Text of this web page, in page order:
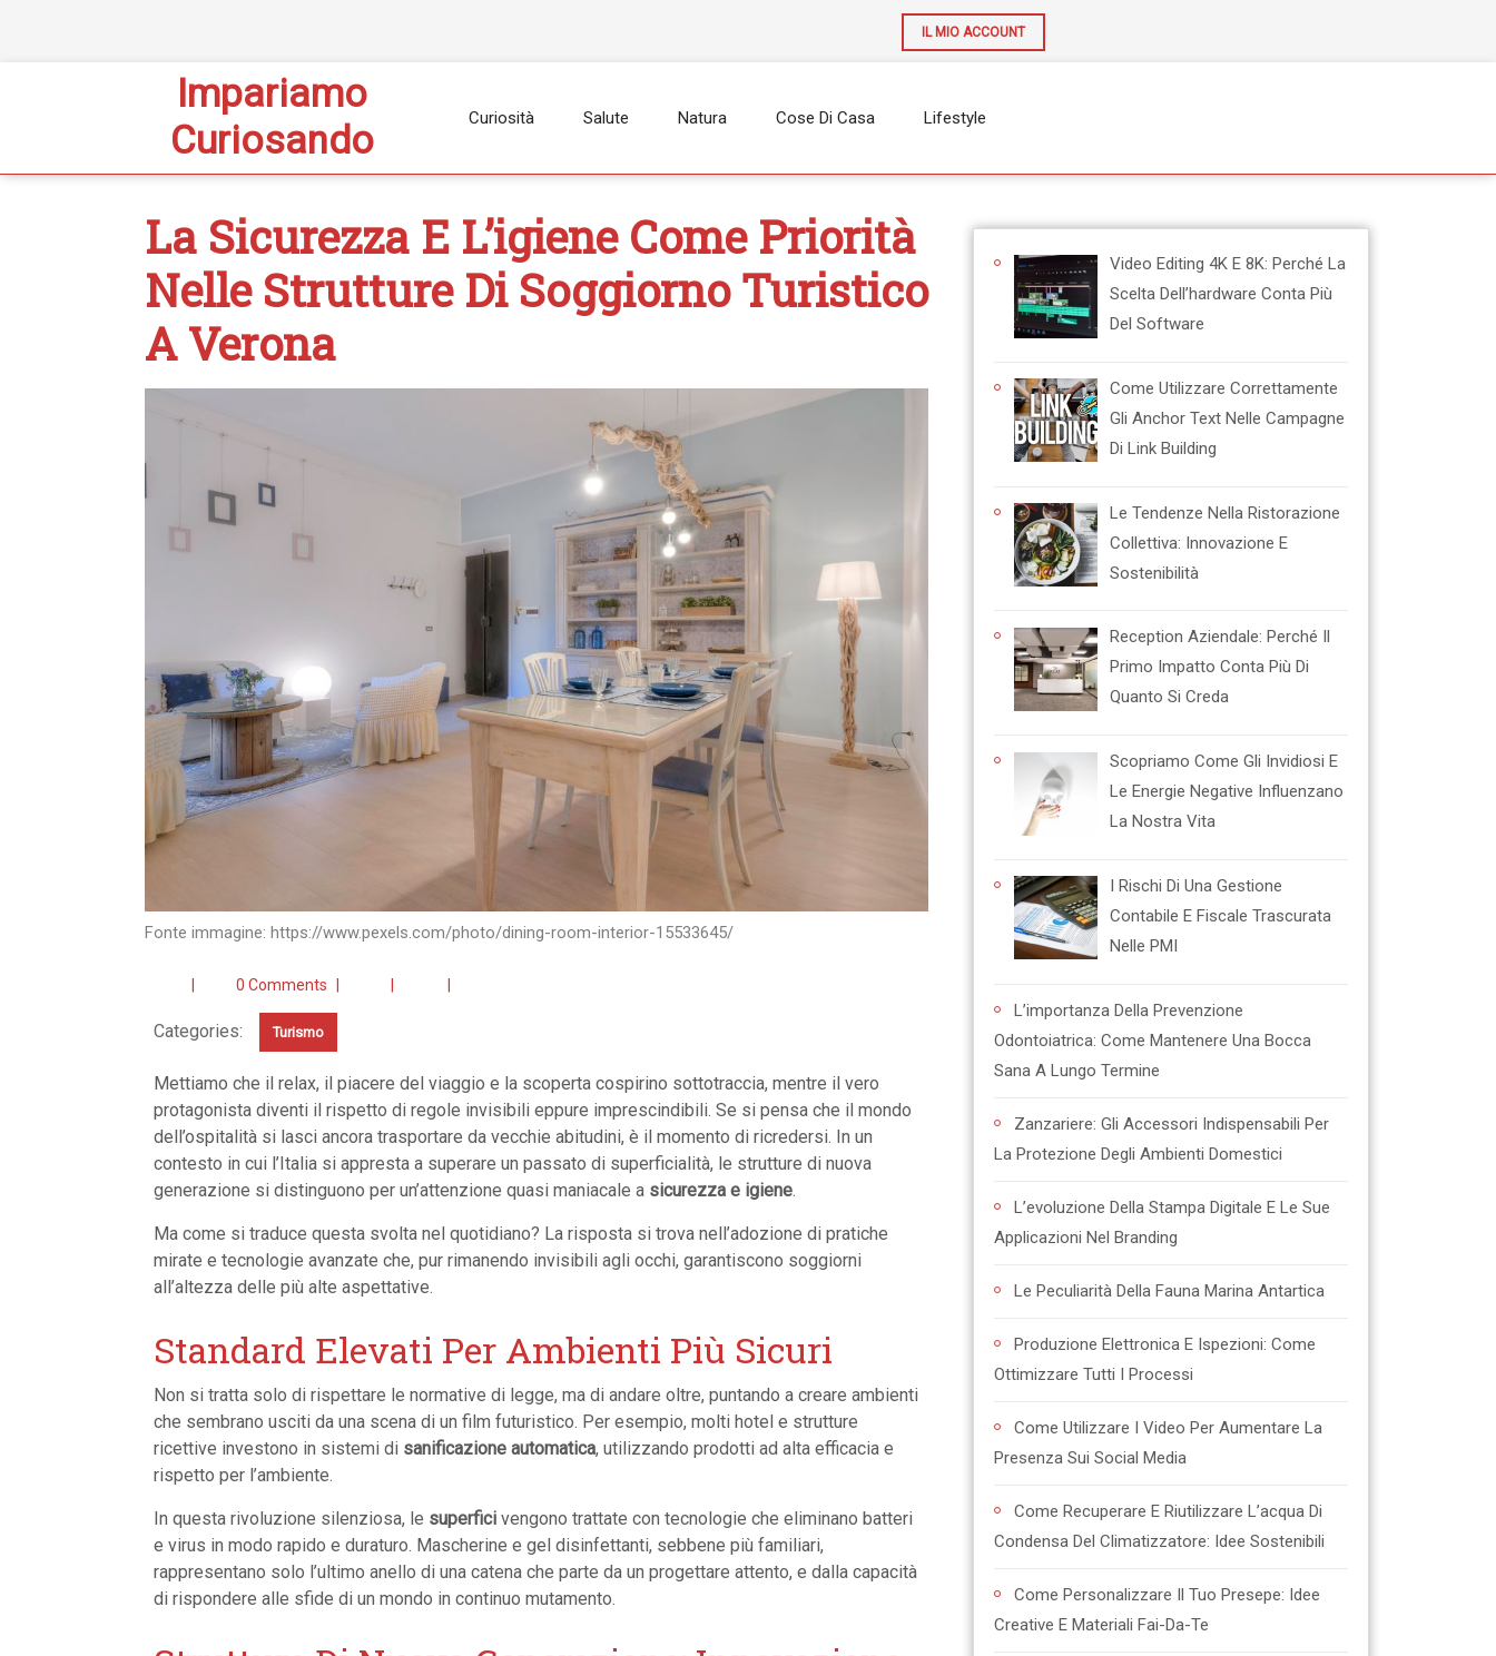
IL MIO ACCOUNT
Impariamo
Curiosando
Curiosità Salute Natura Cose Di Casa Lifestyle
La Sicurezza E L’igiene Come Priorità
Nelle Strutture Di Soggiorno Turistico
A Verona
Fonte immagine: https://www.pexels.com/photo/dining-room-interior-15533645/
| 0 Comments | | |
Categories: Turismo
Mettiamo che il relax, il piacere del viaggio e la scoperta cospirino sottotraccia, mentre il vero
protagonista diventi il rispetto di regole invisibili eppure imprescindibili. Se si pensa che il mondo
dell’ospitalità si lasci ancora trasportare da vecchie abitudini, è il momento di ricredersi. In un
contesto in cui l’Italia si appresta a superare un passato di superficialità, le strutture di nuova
generazione si distinguono per un’attenzione quasi maniacale a sicurezza e igiene
Ma come si traduce questa svolta nel quotidiano? La risposta si trova nell’adozione di pratiche
mirate e tecnologie avanzate che, pur rimanendo invisibili agli occhi, garantiscono soggiorni
all’altezza delle più alte aspettative.
Standard Elevati Per Ambienti Più Sicuri
Non si tratta solo di rispettare le normative di legge, ma di andare oltre, puntando a creare ambienti
che sembrano usciti da una scena di un film futuristico. Per esempio, molti hotel e strutture
ricettive investono in sistemi di sanificazione automatica, utilizzando prodotti ad alta efficacia e
rispetto per l’ambiente.
In questa rivoluzione silenziosa, le superfici vengono trattate con tecnologie che eliminano batteri
e virus in modo rapido e duraturo. Mascherine e gel disinfettanti, sebbene più familiari,
rappresentano solo l’ultimo anello di una catena che parte da un progettare attento, e dalla capacità
di rispondere alle sfide di un mondo in continuo mutamento.
Video Editing 4K E 8K: Perché La
Scelta Dell’hardware Conta Più
Del Software
Come Utilizzare Correttamente
Gli Anchor Text Nelle Campagne
Di Link Building
Le Tendenze Nella Ristorazione
Collettiva: Innovazione E
Sostenibilità
Reception Aziendale: Perché Il
Primo Impatto Conta Più Di
Quanto Si Creda
Scopriamo Come Gli Invidiosi E
Le Energie Negative Influenzano
La Nostra Vita
I Rischi Di Una Gestione
Contabile E Fiscale Trascurata
Nelle PMI
L’importanza Della Prevenzione
Odontoiatrica: Come Mantenere Una Bocca
Sana A Lungo Termine
Zanzariere: Gli Accessori Indispensabili Per
La Protezione Degli Ambienti Domestici
L’evoluzione Della Stampa Digitale E Le Sue
Applicazioni Nel Branding
Le Peculiarità Della Fauna Marina Antartica
Produzione Elettronica E Ispezioni: Come
Ottimizzare Tutti I Processi
Come Utilizzare I Video Per Aumentare La
Presenza Sui Social Media
Come Recuperare E Riutilizzare L’acqua Di
Condensa Del Climatizzatore: Idee Sostenibili
Come Personalizzare Il Tuo Presepe: Idee
Creative E Materiali Fai-Da-Te